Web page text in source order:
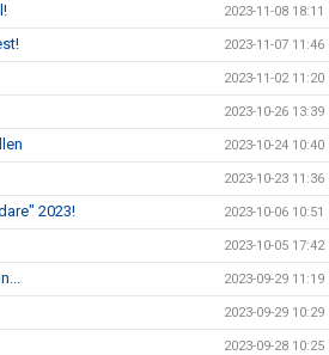
2023-11-08 18:11
2023-11-07 11:46
2023-11-02 11:20
2023-10-26 13:39
2023-10-24 10:40
2023-10-23 11:36
2023! 2023-10-06 10:51
2023-10-05 17:42
2023-09-29 11:19
2023-09-29 10:29
2023-09-28 10:25